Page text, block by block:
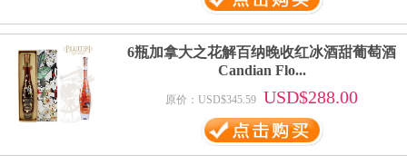
6瓶加拿大之花解百纳晚收红冰酒甜葡萄酒
Candian Flo...
原价：USD$345.59 USD$288.00